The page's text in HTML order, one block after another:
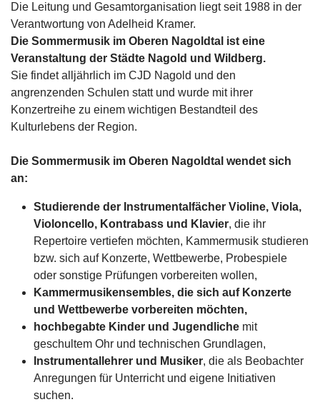
Die Leitung und Gesamtorganisation liegt seit 1988 in der
Verantwortung von Adelheid Kramer.
Die Sommermusik im Oberen Nagoldtal ist eine
Veranstaltung der Städte Nagold und Wildberg.
Sie findet alljährlich im CJD Nagold und den
angrenzenden Schulen statt und wurde mit ihrer
Konzertreihe zu einem wichtigen Bestandteil des
Kulturlebens der Region.
Die Sommermusik im Oberen Nagoldtal wendet sich
an:
Studierende der Instrumentalfächer Violine, Viola,
Violoncello, Kontrabass und Klavier, die ihr
Repertoire vertiefen möchten, Kammermusik studieren
bzw. sich auf Konzerte, Wettbewerbe, Probespiele
oder sonstige Prüfungen vorbereiten wollen,
Kammermusikensembles, die sich auf Konzerte
und Wettbewerbe vorbereiten möchten,
hochbegabte Kinder und Jugendliche mit
geschultem Ohr und technischen Grundlagen,
Instrumentallehrer und Musiker, die als Beobachter
Anregungen für Unterricht und eigene Initiativen
suchen.